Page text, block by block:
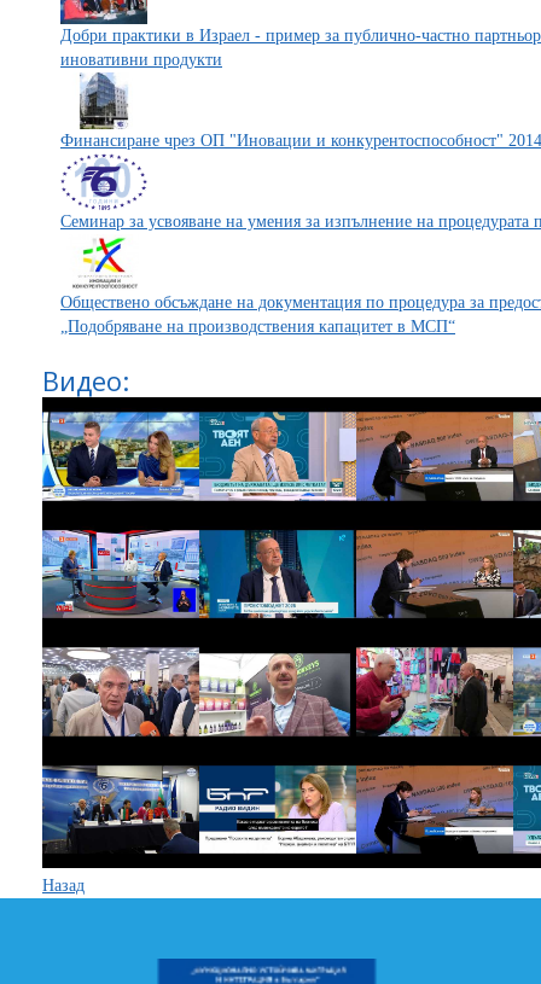
Добри практики в Израел - пример за публично-частно
иновативни продукти
Финансиране чрез ОП "Иновации и конкурентоспособност"
Семинар за усвояване на умения за изпълнение на
Обществено обсъждане на документация по процедура за
„Подобряване на производствения капацитет в МСП“
Видео:
Назад